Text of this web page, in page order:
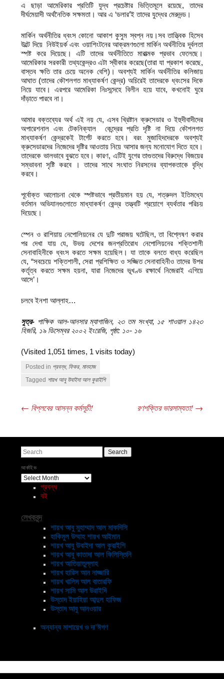
এ ছাড়া আমেরিকার প্রতিটি যুদ্ধ প্রচেষ্টার ভিত্তিমূলে রয়েছে, তাদের
দীর্ঘমেয়াদী অর্থনৈতিক সক্ষমতা। আর এ ‘ডলার’ই তাদের যুদ্ধের মেরুদন্ড।
মার্কিন অর্থনীতির ধ্বংস কোনো আকাশ কুসুম স্বপ্ন নয়।সব তাত্ত্বিক হিসেব
উল্টে দিয়ে নিউইয়র্ক এবং ওয়াশিংটনের আক্রমণগুলো মার্কিন অর্থনীতির দূর্বলতা
স্পষ্ট করে দিয়েছে। এটি তাদের অর্থনীতিতে মারাত্মক প্রভাব ফেলেছে।
আমেরিকার সরকারী তথ্যকেন্দ্রও এটা স্বীকার করেছে(তারা যা প্রকাশ করেছে,
বাস্তব ক্ষতি তার চেয়ে অনেক বেশি)। অবশ্যই মার্কিন অর্থনীতির কলিজায়
আঘাত (তাদের কৌশলগত মাধ্যাকর্ষণ কেন্দ্র) অচিরেই তাদেরকে ধ্বংসের দিকে
নিয়ে যাবে। এরপরে আমেরিকা নিঃসন্দেহে বিলীন হয়ে যাবে, কখনোই ঘুরে
দাঁড়াতে পারবে না।
আমার বক্তব্যের অর্থ এই নয় যে, এসব খ্রিষ্টান ক্রুসেডার ও ইহুদীবাদীদের
অপারেশনাল এবং টেকনিক্যাল কেন্দ্রের প্রতি দৃষ্টি না দিয়ে কৌশলগত
মাধ্যাকর্ষণ কেন্দ্রকেই টার্গেট করতে হবে। বরং মুজাহিদদেরকে অবশ্যই
ক্রুসেডারদের নিজেদের দৃষ্টির আওতায় নিয়ে আসার জন্য মনোযোগ দিতে হবে।
তাদেরকে ভালভাবে বুঝতে হবে। কারণ, এটিই যুগের তাগুতদের বিরুদ্ধে বিজয়ের
সম্ভাবনা সৃষ্টি করবে । তাদের সাথে সংঘাত নিরসনের ব্যাপকতাকে বৃদ্ধি
করবে।
পূর্বোক্ত আলোচনা থেকে স্পষ্টভাবে প্রতীয়মান হয় যে, শত্রুদল ইতিমধ্যে
বর্তমান অভিযানগুলোতে মাধ্যাকর্ষণ কেন্দ্র তত্ত্বটি প্রয়োগে ব্যর্থতার পরিচয়
দিয়েছে।
স্পেন ও রাশিয়ায় নেপোলিয়নের যে দুটি পরাজয় ঘটেছিল, তা বিশ্লেষণ করার
পর দেখা যায় যে, উভয় দেশের জনপ্রতিরোধ নেপোলিয়নের শক্তিশালী
সেনাবাহিনীকে ধ্বংস করতে সক্ষম হয়েছিল। যা তাকে বলতে বাধ্য করেছিল
যে, “সবচেয়ে শক্তিশালী, সেরা প্রশিক্ষিত ও সজ্জিত সেনাবাহিনীও তাদের উপর
কর্তৃত্ব করতে সক্ষম হয়না, যারা নিজেদের ভূখণ্ড রক্ষার্থে নিজেরাই এগিয়ে
আসে’।
চলবে ইনশা আল্লাহ…
সুত্র- পাক্ষিক আল-আনসার ম্যাগাজিন, ২৩ তম সংখ্যা, ১৫ শাওয়াল ১৪২৩
হিজরি, ১৯ ডিসেম্বর ২০০২ ইংরেজি, পৃষ্ঠা: ১০- ১৬
(Visited 1,051 times, 1 visits today)
Posted in প্রবন্ধ, ফিকর, মানহাজ
Tagged শায়খ আবু উবাইদা আল কুরাইশি
Post navigation
← বিপ্লবের আসন্ন কর্মসূচী! রণশক্তির ভারসাম্যতা! →
Search
আর্কাইভ
আর্কাইভ
প্রবন্ধ
বই
লেখকবৃন্দ
শায়খ আবু মুহাম্মাদ আল মাকদিসি
হাকিমুল উম্মাহ শায়খ আইমান
শায়খ আবু উবাইদা আল কুরাইশি
শায়খ আবু কাতাদা আল ফিলিস্তিনি
শায়খ আতিয়াতুল্লাহ
শায়খ হারিস আন নাজ্জারি
শায়খ খালিদ আল বাতারফি
শায়খ সামি আল উরাইদি
উস্তাদ ইয়াহিয়া আব্দুল হাফিজ
উস্তাদ আবু আনওয়ার
অন্যান্য মাশায়েখ ও দা’ঈগণ